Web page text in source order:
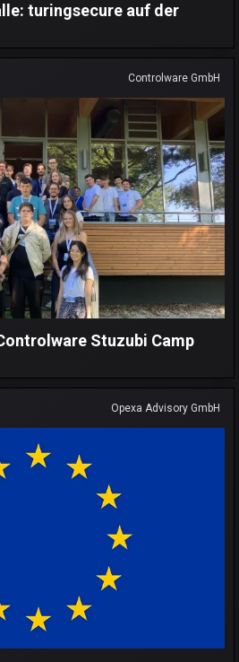
turingsecure auf der
Controlware GmbH
Stuzubi Camp
Opexa Advisory GmbH